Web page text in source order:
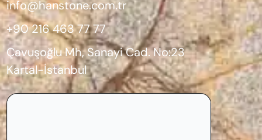
info@hanstone.com.tr
+90 216 463 77 77
Çavuşoğlu Mh, Sanayi Cad. No:23
Kartal-İstanbul